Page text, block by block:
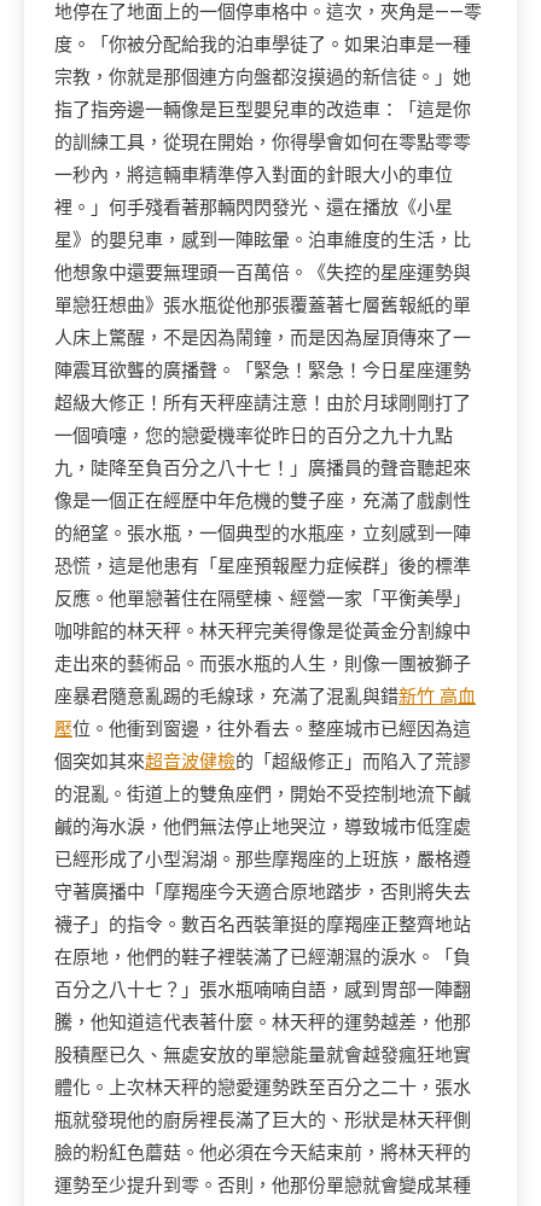
地停在了地面上的一個停車格中。這次，夾角是——零
度。「你被分配給我的泊車學徒了。如果泊車是一種
宗教，你就是那個連方向盤都沒摸過的新信徒。」她
指了指旁邊一輛像是巨型嬰兒車的改造車：「這是你
的訓練工具，從現在開始，你得學會如何在零點零零
一秒內，將這輛車精準停入對面的針眼大小的車位
裡。」何手殘看著那輛閃閃發光、還在播放《小星
星》的嬰兒車，感到一陣眩暈。泊車維度的生活，比
他想象中還要無理頭一百萬倍。《失控的星座運勢與
單戀狂想曲》張水瓶從他那張覆蓋著七層舊報紙的單
人床上驚醒，不是因為鬧鐘，而是因為屋頂傳來了一
陣震耳欲聾的廣播聲。「緊急！緊急！今日星座運勢
超級大修正！所有天秤座請注意！由於月球剛剛打了
一個噴嚏，您的戀愛機率從昨日的百分之九十九點
九，陡降至負百分之八十七！」廣播員的聲音聽起來
像是一個正在經歷中年危機的雙子座，充滿了戲劇性
的絕望。張水瓶，一個典型的水瓶座，立刻感到一陣
恐慌，這是他患有「星座預報壓力症候群」後的標準
反應。他單戀著住在隔壁棟、經營一家「平衡美學」
咖啡館的林天秤。林天秤完美得像是從黃金分割線中
走出來的藝術品。而張水瓶的人生，則像一團被獅子
座暴君隨意亂踢的毛線球，充滿了混亂與錯新竹 高血
壓位。他衝到窗邊，往外看去。整座城市已經因為這
個突如其來超音波健檢的「超級修正」而陷入了荒謬
的混亂。街道上的雙魚座們，開始不受控制地流下鹹
鹹的海水淚，他們無法停止地哭泣，導致城市低窪處
已經形成了小型潟湖。那些摩羯座的上班族，嚴格遵
守著廣播中「摩羯座今天適合原地踏步，否則將失去
襪子」的指令。數百名西裝筆挺的摩羯座正整齊地站
在原地，他們的鞋子裡裝滿了已經潮濕的淚水。「負
百分之八十七？」張水瓶喃喃自語，感到胃部一陣翻
騰，他知道這代表著什麼。林天秤的運勢越差，他那
股積壓已久、無處安放的單戀能量就會越發瘋狂地實
體化。上次林天秤的戀愛運勢跌至百分之二十，張水
瓶就發現他的廚房裡長滿了巨大的、形狀是林天秤側
臉的粉紅色蘑菇。他必須在今天結束前，將林天秤的
運勢至少提升到零。否則，他那份單戀就會變成某種